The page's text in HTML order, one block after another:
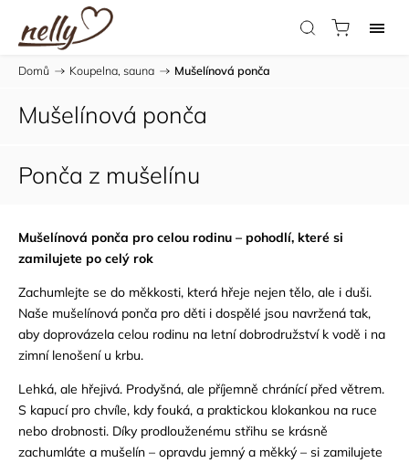
Domů / Koupelna, sauna / Mušelínová ponča
Mušelínová ponča
Ponča z mušelínu
Mušelínová ponča pro celou rodinu – pohodlí, které si
zamilujete po celý rok
Zachumlejte se do měkkosti, která hřeje nejen tělo, ale i duši.
Naše mušelínová ponča pro děti i dospělé jsou navržená tak,
aby doprovázela celou rodinu na letní dobrodružství k vodě i na
zimní lenošení u krbu.
Lehká, ale hřejivá. Prodyšná, ale příjemně chránící před větrem.
S kapucí pro chvíle, kdy fouká, a praktickou klokankou na ruce
nebo drobnosti. Díky prodlouženému střihu se krásně
zachumláte a mušelín – opravdu jemný a měkký – si zamilujete